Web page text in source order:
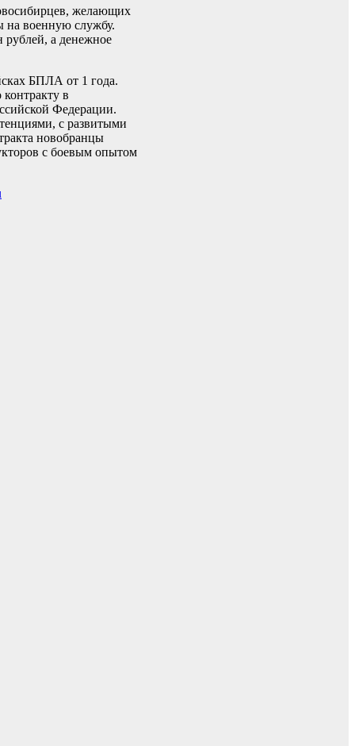
желающих
на военную службу.
рублей, а денежное
БПЛА от 1 года.
в
Федерации.
с развитыми
новобранцы
с боевым опытом